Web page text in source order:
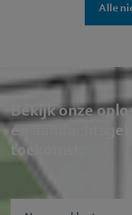
Alle
Bekijk onze
en
toekomst: